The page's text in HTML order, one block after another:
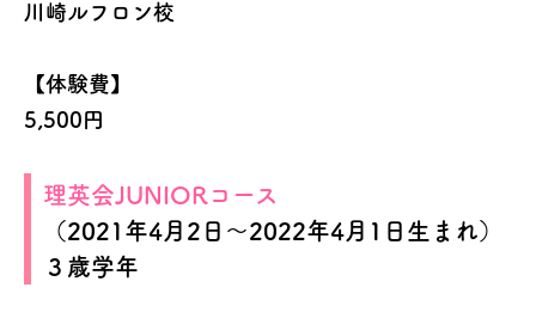
川崎ルフロン校
【体験費】
5,500円
理英会JUNIOR コース
（2021年4月2日～2022年4月1日生まれ）
３歳学年